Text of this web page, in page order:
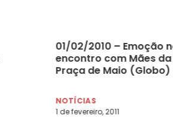
01/02/2010 – Emoção
encontro com Mães da
Praça de Maio (Globo)
NOTÍCIAS
1 de fevereiro, 2011